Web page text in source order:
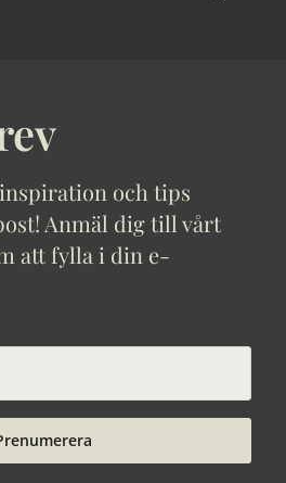
och tips
Anmäl dig till vårt
att fylla i din e-